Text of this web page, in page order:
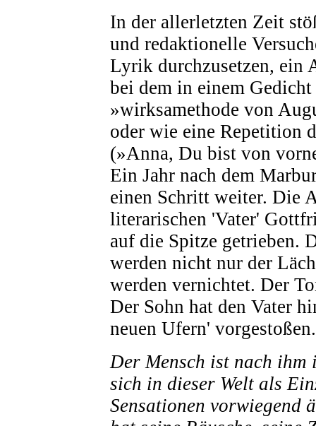
In der allerletzten Zeit
und redaktionelle
Lyrik durchzusetzen, ein
bei dem in einem
»wirksamethode von
oder wie eine Repetition
(»Anna, Du bist von
Ein Jahr nach dem
einen Schritt weiter. Die
literarischen 'Vater'
auf die Spitze getrieben.
werden nicht nur der
werden vernichtet. Der
Der Sohn hat den Vater
neuen Ufern' vorgestoßen.
Der Mensch ist nach ihm
sich in dieser Welt als
Sensationen vorwiegend